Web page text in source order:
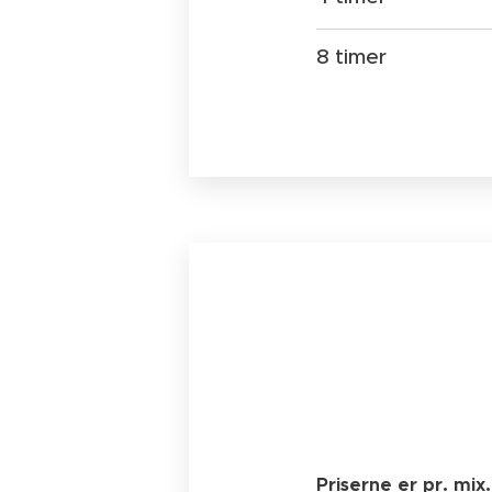
8 timer
Priserne er pr. mix.